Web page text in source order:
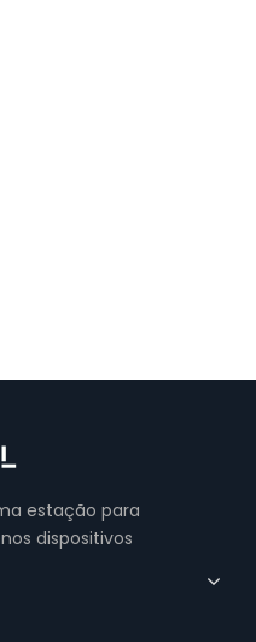
estação para
dispositivos